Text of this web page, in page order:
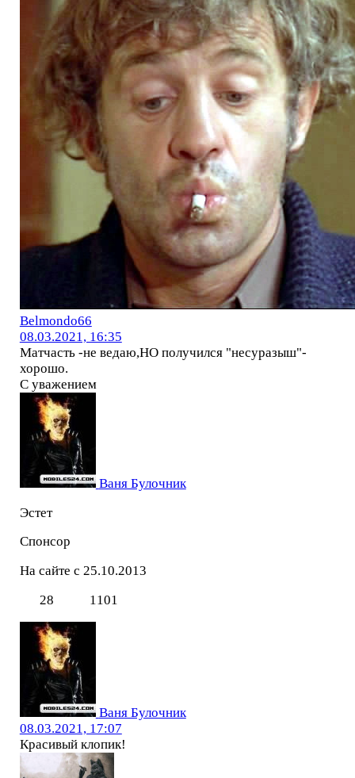
Belmondo66
08.03.2021, 16:35
Матчасть -не ведаю,НО получился "несуразыш"-
хорошо.
С уважением
Ваня Булочник
Эстет
Спонсор
На сайте с 25.10.2013
28
1101
Ваня Булочник
08.03.2021, 17:07
Красивый клопик!